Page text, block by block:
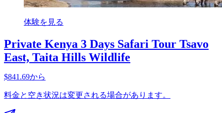
体験を見る
Private Kenya 3 Days Safari Tour Tsavo
East, Taita Hills Wildlife
$841.69から
料金と空き状況は変更される場合があります。